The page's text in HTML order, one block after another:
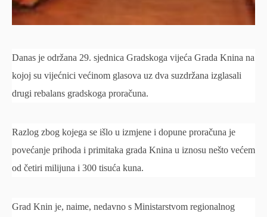
Danas je održana 29. sjednica Gradskoga vijeća Grada Knina na
kojoj su vijećnici većinom glasova uz dva suzdržana izglasali
drugi rebalans gradskoga proračuna.
Razlog zbog kojega se išlo u izmjene i dopune proračuna je
povećanje prihoda i primitaka grada Knina u iznosu nešto većem
od četiri milijuna i 300 tisuća kuna.
Grad Knin je, naime, nedavno s Ministarstvom regionalnog